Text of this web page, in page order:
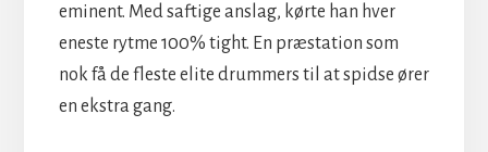
eminent. Med saftige anslag, kørte han hver
eneste rytme 100% tight. En præstation som
nok få de fleste elite drummers til at spidse ører
en ekstra gang.